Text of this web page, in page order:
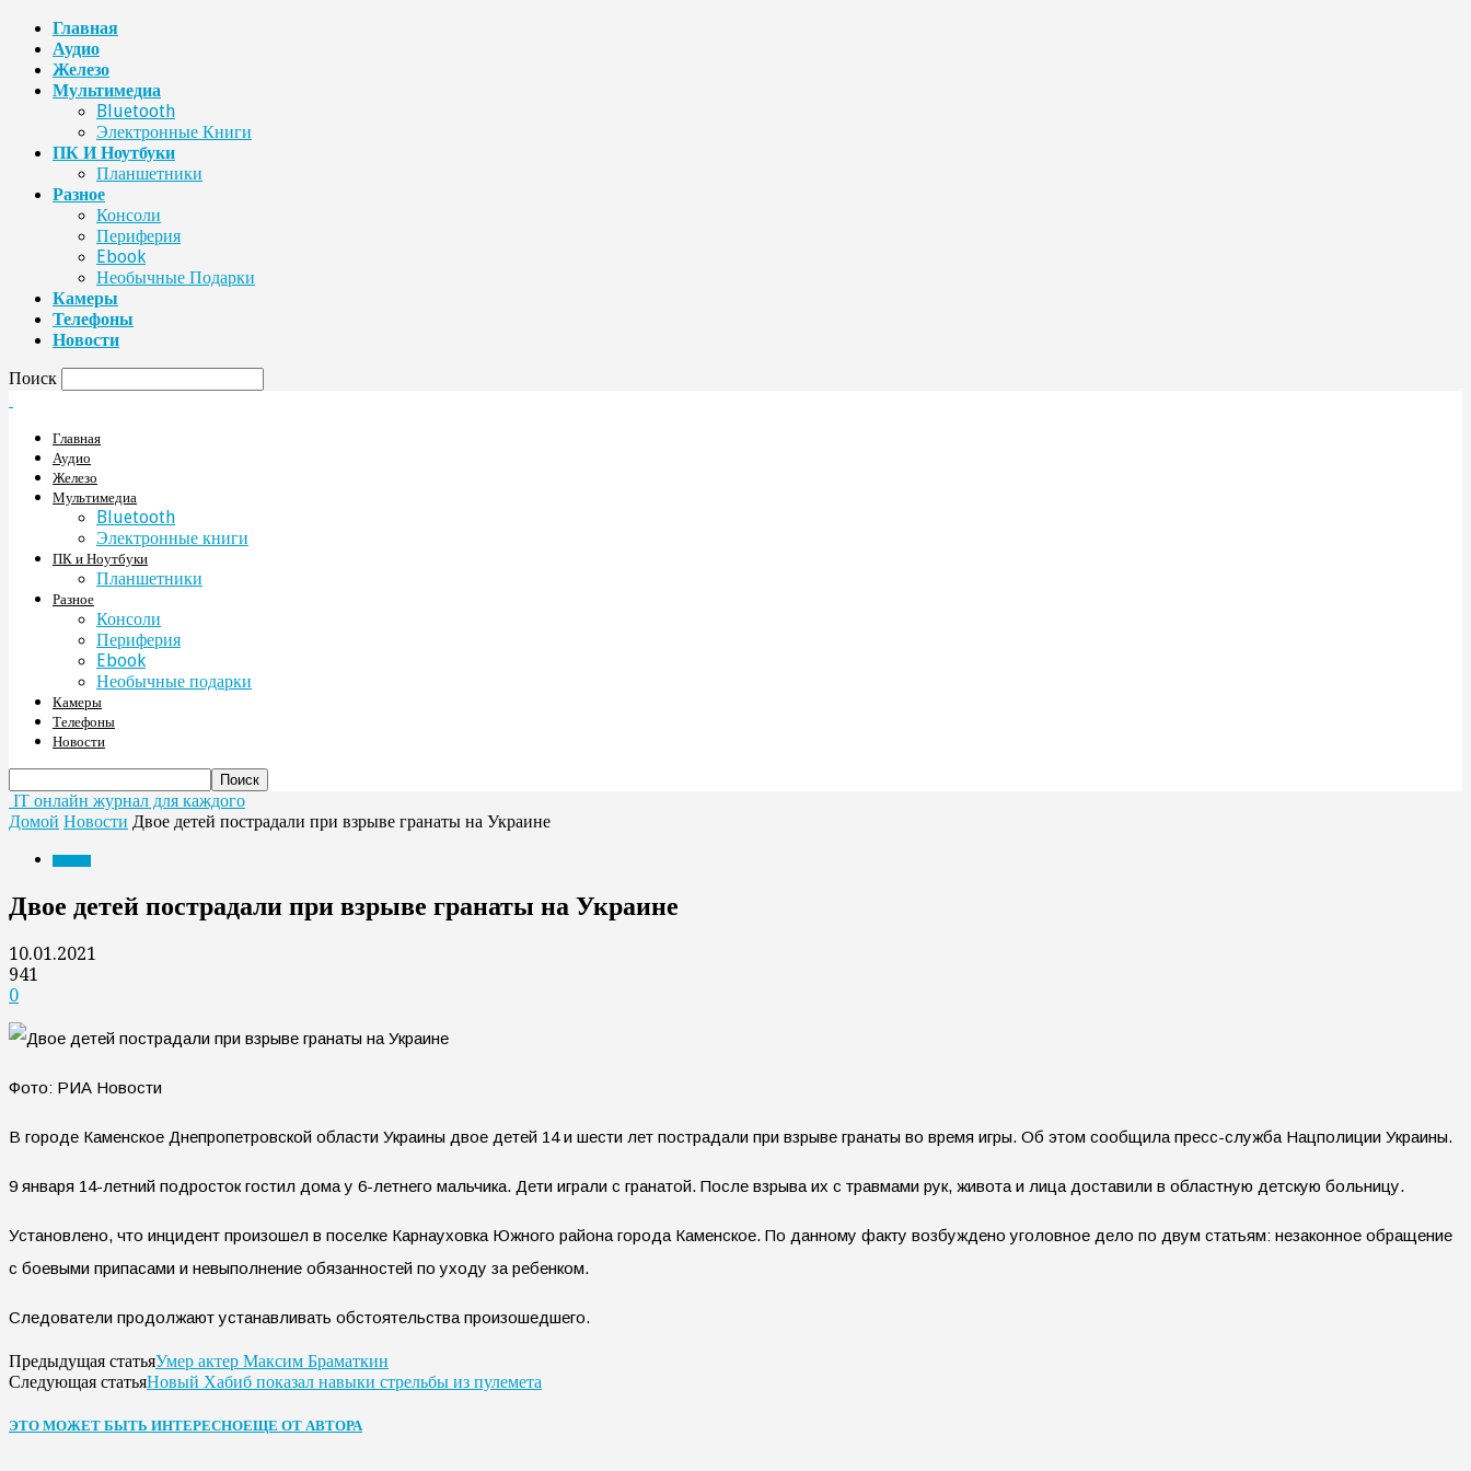
Главная
Аудио
Железо
Мультимедиа
Bluetooth
Электронные Книги
ПК И Ноутбуки
Планшетники
Разное
Консоли
Периферия
Ebook
Необычные Подарки
Камеры
Телефоны
Новости
Поиск
Главная
Аудио
Железо
Мультимедиа
Bluetooth
Электронные книги
ПК и Ноутбуки
Планшетники
Разное
Консоли
Периферия
Ebook
Необычные подарки
Камеры
Телефоны
Новости
IT онлайн журнал для каждого
Домой Новости Двое детей пострадали при взрыве гранаты на Украине
Двое детей пострадали при взрыве гранаты на Украине
10.01.2021
941
0
Фото: РИА Новости
В городе Каменское Днепропетровской области Украины двое детей 14 и шести лет пострадали при взрыве гранаты во время игры. Об этом сообщила пресс-служба Нацполиции Украины.
9 января 14-летний подросток гостил дома у 6-летнего мальчика. Дети играли с гранатой. После взрыва их с травмами рук, живота и лица доставили в областную детскую больницу.
Установлено, что инцидент произошел в поселке Карнауховка Южного района города Каменское. По данному факту возбуждено уголовное дело по двум статьям: незаконное обращение
с боевыми припасами и невыполнение обязанностей по уходу за ребенком.
Следователи продолжают устанавливать обстоятельства произошедшего.
Предыдущая статьяУмер актер Максим Браматкин
Следующая статьяНовый Хабиб показал навыки стрельбы из пулемета
ЭТО МОЖЕТ БЫТЬ ИНТЕРЕСНОЕЩЕ ОТ АВТОРА